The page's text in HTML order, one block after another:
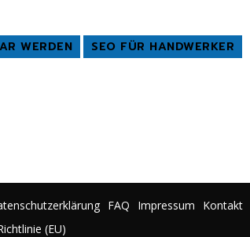
WERDEN
SEO FÜR HANDWERKER
FAQ Impressum Kontakt
(EU)